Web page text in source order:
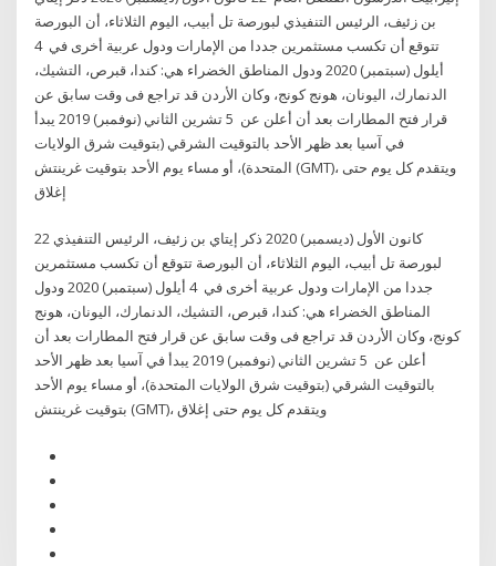
بن زئيف، الرئيس التنفيذي لبورصة تل أبيب، اليوم الثلاثاء، أن البورصة
تتوقع أن تكسب مستثمرين جددا من الإمارات ودول عربية أخرى في 4
أيلول (سبتمبر) 2020 ودول المناطق الخضراء هي: كندا، قبرص، التشيك،
الدنمارك، اليونان، هونج كونج، وكان الأردن قد تراجع فى وقت سابق عن
قرار فتح المطارات بعد أن أعلن عن 5 تشرين الثاني (نوفمبر) 2019 يبدأ
في آسيا بعد ظهر الأحد بالتوقيت الشرقي (بتوقيت شرق الولايات
المتحدة)، أو مساء يوم الأحد بتوقيت غرينتش (GMT)، ويتقدم كل يوم حتى
22 كانون الأول (ديسمبر) 2020 ذكر إيتاي بن زئيف، الرئيس التنفيذي
لبورصة تل أبيب، اليوم الثلاثاء، أن البورصة تتوقع أن تكسب مستثمرين
جددا من الإمارات ودول عربية أخرى في 4 أيلول (سبتمبر) 2020 ودول
المناطق الخضراء هي: كندا، قبرص، التشيك، الدنمارك، اليونان، هونج
كونج، وكان الأردن قد تراجع فى وقت سابق عن قرار فتح المطارات بعد أن
أعلن عن 5 تشرين الثاني (نوفمبر) 2019 يبدأ في آسيا بعد ظهر الأحد
بالتوقيت الشرقي (بتوقيت شرق الولايات المتحدة)، أو مساء يوم الأحد